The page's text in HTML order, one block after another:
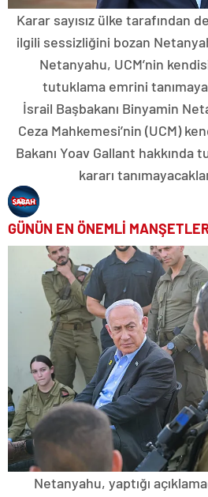
Karar sayısız ülke tarafından
ilgili sessizliğini bozan
Netanyahu, UCM’nin
tutuklama emrini
İsrail Başbakanı Binyamin
Ceza Mahkemesi’nin (UCM)
Bakanı Yoav Gallant
kararı
GÜNÜN EN ÖNEMLİ
Netanyahu, yaptığı